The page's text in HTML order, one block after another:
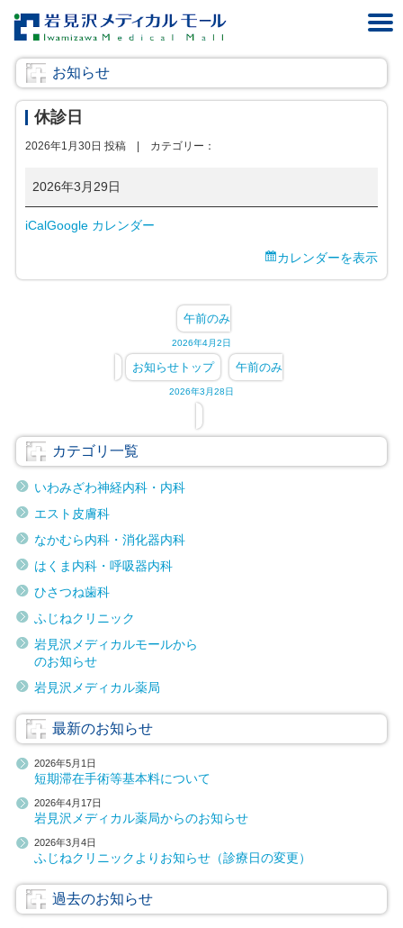
お知らせ
休診日
2026年1月30日 投稿 | カテゴリー：
日
2026年3月29日
iCalGoogle カレンダー
カレンダーを表示
午前のみ
2026年4月2日
お知らせトップ 午前のみ
2026年3月28日
カテゴリ一覧
いわみざわ神経内科・内科
エスト皮膚科
なかむら内科・消化器内科
はくま内科・呼吸器内科
ひさつね歯科
ふじねクリニック
岩見沢メディカルモールから
のお知らせ
岩見沢メディカル薬局
最新のお知らせ
2026年5月1日
短期滞在手術等基本料について
2026年4月17日
岩見沢メディカル薬局からのお知らせ
2026年3月4日
ふじねクリニックよりお知らせ（診療日の変更）
過去のお知らせ